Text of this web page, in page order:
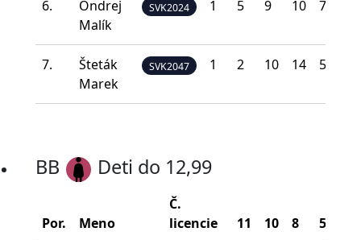
6.
Ondrej
Malík
SVK2024 1 5 9 10 7
7.
Šteták
Marek
SVK2047 1 2 10 14 5
BB Deti do 12,99
Por. Meno
Č.
licencie
11 10 8 5